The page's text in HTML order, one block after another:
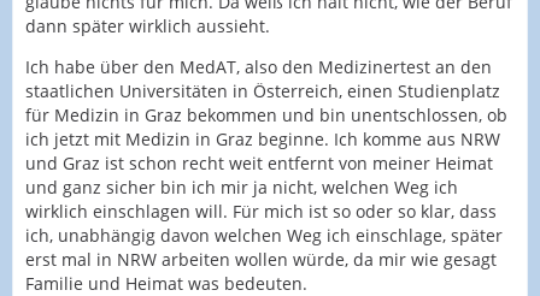
dann später wirklich aussieht.
Ich habe über den MedAT, also den Medizinertest an den
staatlichen Universitäten in Österreich, einen Studienplatz
für Medizin in Graz bekommen und bin unentschlossen, ob
ich jetzt mit Medizin in Graz beginne. Ich komme aus NRW
und Graz ist schon recht weit entfernt von meiner Heimat
und ganz sicher bin ich mir ja nicht, welchen Weg ich
wirklich einschlagen will. Für mich ist so oder so klar, dass
ich, unabhängig davon welchen Weg ich einschlage, später
erst mal in NRW arbeiten wollen würde, da mir wie gesagt
Familie und Heimat was bedeuten.